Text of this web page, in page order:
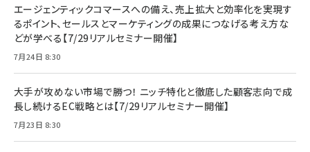
エージェンティックコマースへの備え、売上拡大と効率化を実現す
るポイント、セールスとマーケティングの成果につなげる考え方な
どが学べる【7/29リアルセミナー開催】
7月24日 8:30
大手が攻めない市場で勝つ！ ニッチ特化と徹底した顧客志向で成
長し続けるEC戦略とは【7/29リアルセミナー開催】
7月23日 8:30